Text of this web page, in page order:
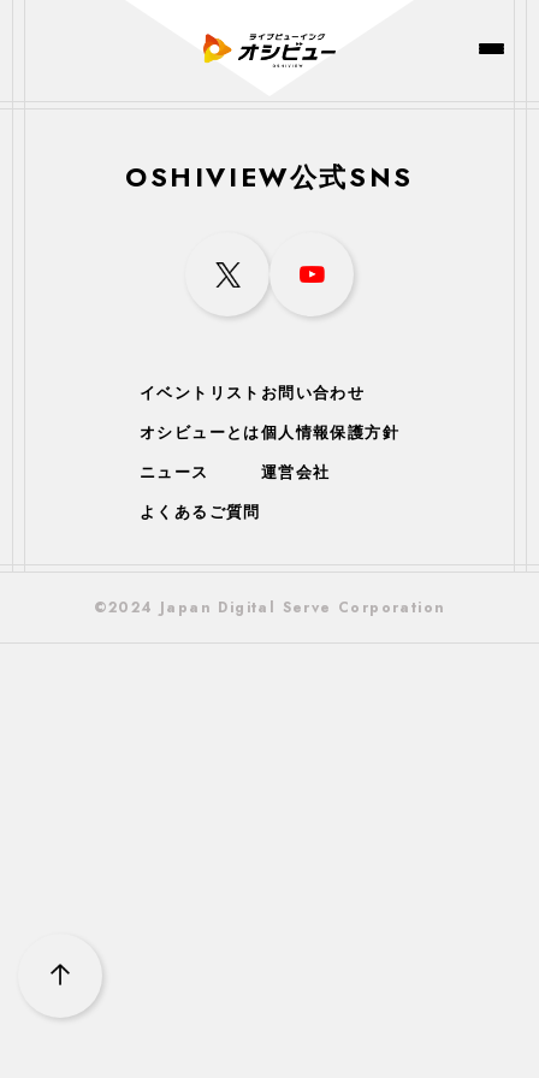
OSHIVIEW公式SNS
イベントリスト
オシビューとは
ニュース
よくあるご質問
お問い合わせ
個人情報保護方針
運営会社
©2024 Japan Digital Serve Corporation